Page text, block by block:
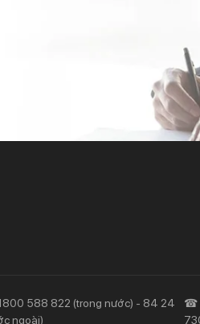
khác
Trách
588 822 (trong nước) - 84 24
ngoài)
☎